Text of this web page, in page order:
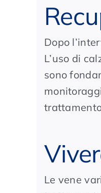
Dopo
L’uso di
sono
Le vene